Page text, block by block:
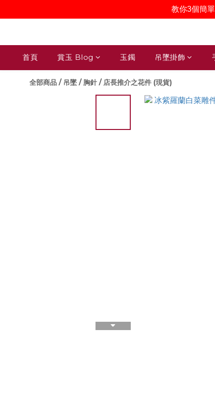
首頁 賞玉 Blog 玉鐲 吊墜掛飾
全部商品 / 吊墜 / 胸針 / 店長推介之花件 (現貨)
教你3個簡